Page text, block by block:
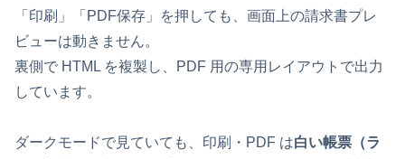
「印刷」「PDF保存」を押しても、画面上の請求書プレ
ビューは動きません。
裏側で HTML を複製し、PDF 用の専用レイアウトで出力
しています。
ダークモードで見ていても、印刷・PDF は白い帳票（ラ